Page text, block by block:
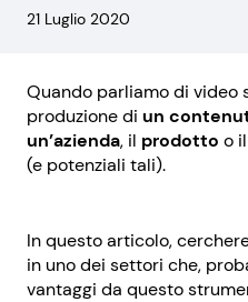
21 Luglio 2020
Quando parliamo di
produzione di un
un’azienda, il prodotto o il
(e potenziali tali).
In questo articolo,
in uno dei settori che,
vantaggi da questo